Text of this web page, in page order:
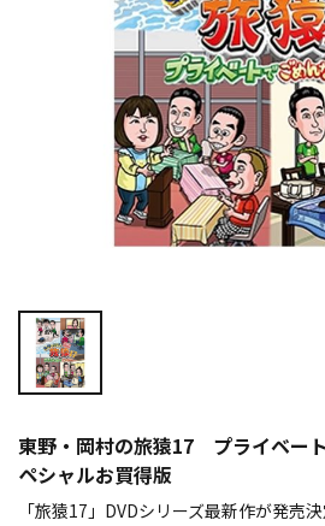
東野・岡村の旅猿17 プライベ
ペシャルお買得版
「旅猿17」DVDシリーズ最新作が発売決